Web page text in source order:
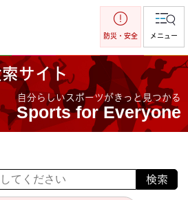
防災・安全 メニュー
サイト
自分らしいスポーツがきっと見つかる
Sports for Everyone